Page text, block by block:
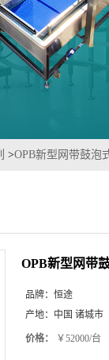
>OPB新型网带鼓泡
OPB新型网带
品牌： 恒途
产地： 中国 诸城市
价格： ￥52000/台